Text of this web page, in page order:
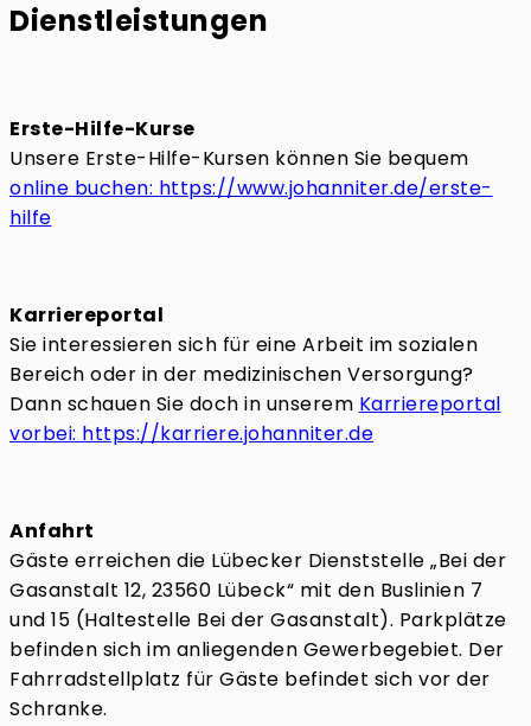
Dienstleistungen
Erste-Hilfe-Kurse
Unsere Erste-Hilfe-Kursen können Sie bequem
online buchen: https://www.johanniter.de/erste-
hilfe
Karriereportal
Sie interessieren sich für eine Arbeit im sozialen
Bereich oder in der medizinischen Versorgung?
Dann schauen Sie doch in unserem Karriereportal
vorbei: https://karriere.johanniter.de
Anfahrt
Gäste erreichen die Lübecker Dienststelle „Bei der
Gasanstalt 12, 23560 Lübeck“ mit den Buslinien 7
und 15 (Haltestelle Bei der Gasanstalt). Parkplätze
befinden sich im anliegenden Gewerbegebiet. Der
Fahrradstellplatz für Gäste befindet sich vor der
Schranke.